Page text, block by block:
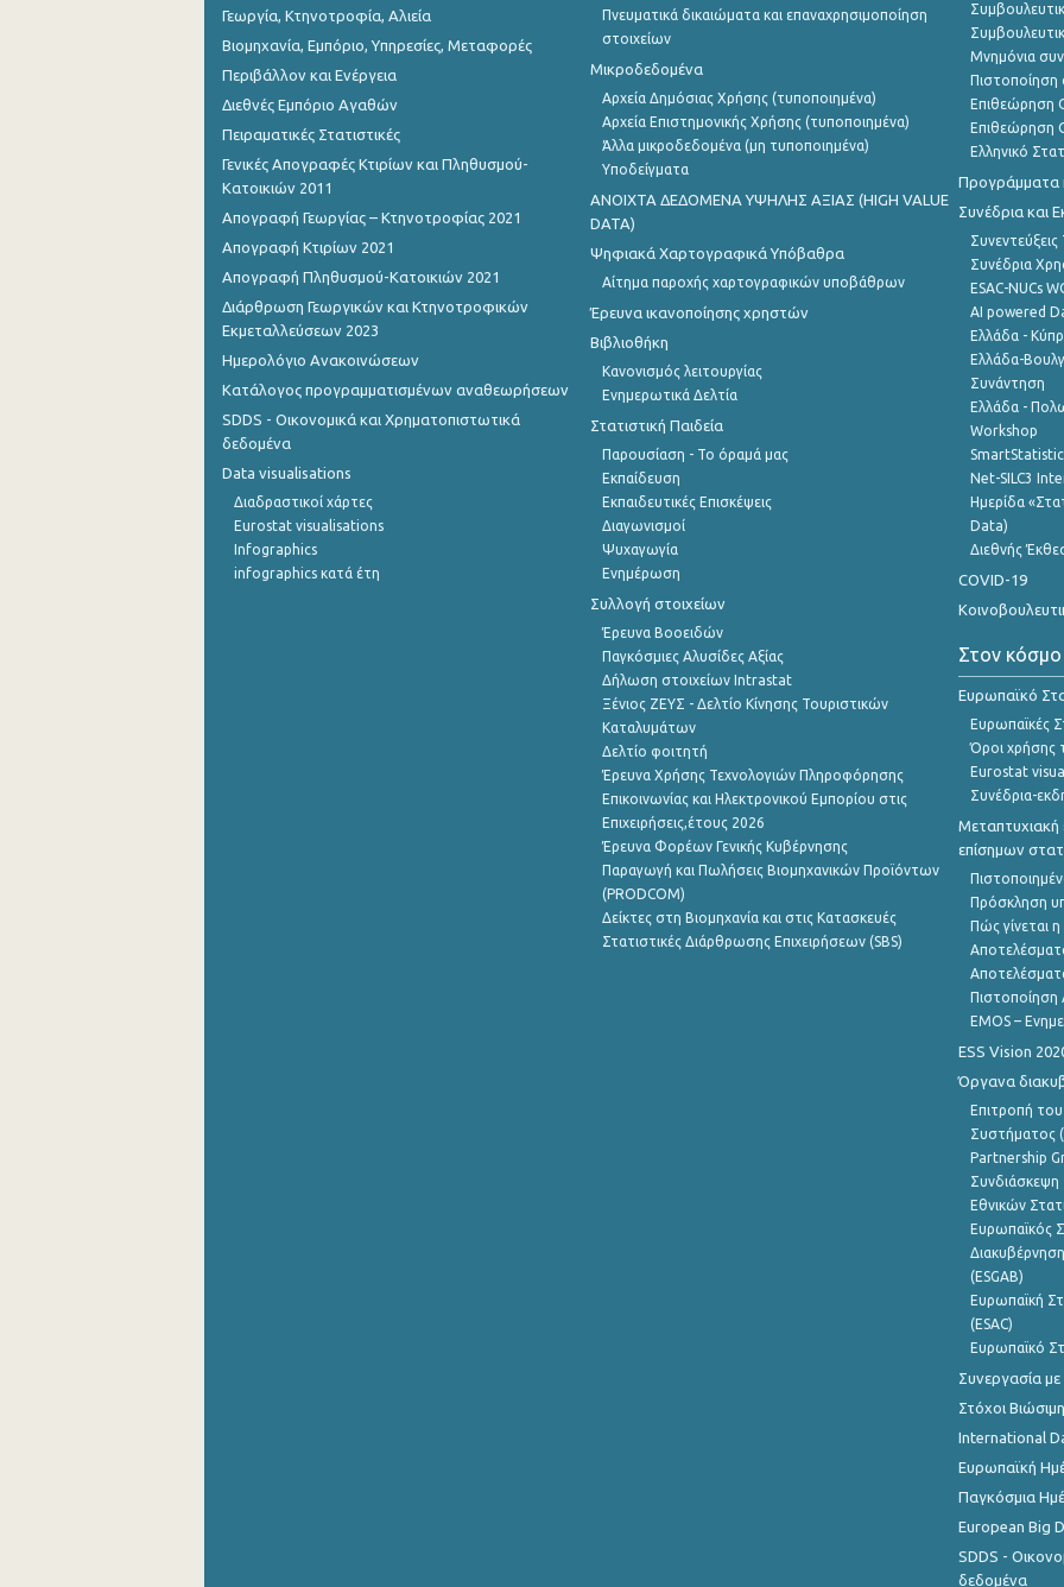
Γεωργία, Κτηνοτροφία, Αλιεία
Βιομηχανία, Εμπόριο, Υπηρεσίες, Μεταφορές
Περιβάλλον και Ενέργεια
Διεθνές Εμπόριο Αγαθών
Πειραματικές Στατιστικές
Γενικές Απογραφές Κτιρίων και Πληθυσμού-
Κατοικιών 2011
Απογραφή Γεωργίας – Κτηνοτροφίας 2021
Απογραφή Κτιρίων 2021
Απογραφή Πληθυσμού-Κατοικιών 2021
Διάρθρωση Γεωργικών και Κτηνοτροφικών
Εκμεταλλεύσεων 2023
Ημερολόγιο Ανακοινώσεων
Κατάλογος προγραμματισμένων αναθεωρήσεων
SDDS - Οικονομικά και Χρηματοπιστωτικά
δεδομένα
Data visualisations
Διαδραστικοί χάρτες
Eurostat visualisations
Infographics
infographics κατά έτη
Πνευματικά δικαιώματα και επαναχρησιμοποίηση
στοιχείων
Μικροδεδομένα
Αρχεία Δημόσιας Χρήσης (τυποποιημένα)
Αρχεία Επιστημονικής Χρήσης (τυποποιημένα)
Άλλα μικροδεδομένα (μη τυποποιημένα)
Υποδείγματα
ANOIXTA ΔΕΔΟΜΕΝΑ ΥΨΗΛΗΣ ΑΞΙΑΣ (HIGH VALUE
DATA)
Ψηφιακά Χαρτογραφικά Υπόβαθρα
Αίτημα παροχής χαρτογραφικών υποβάθρων
Έρευνα ικανοποίησης χρηστών
Βιβλιοθήκη
Κανονισμός λειτουργίας
Ενημερωτικά Δελτία
Στατιστική Παιδεία
Παρουσίαση - Το όραμά μας
Εκπαίδευση
Εκπαιδευτικές Επισκέψεις
Διαγωνισμοί
Ψυχαγωγία
Ενημέρωση
Συλλογή στοιχείων
Έρευνα Βοοειδών
Παγκόσμιες Αλυσίδες Αξίας
Δήλωση στοιχείων Intrastat
Ξένιος ΖΕΥΣ - Δελτίο Κίνησης Τουριστικών
Καταλυμάτων
Δελτίο φοιτητή
Έρευνα Χρήσης Τεχνολογιών Πληροφόρησης
Επικοινωνίας και Ηλεκτρονικού Εμπορίου στις
Επιχειρήσεις,έτους 2026
Έρευνα Φορέων Γενικής Κυβέρνησης
Παραγωγή και Πωλήσεις Βιομηχανικών Προϊόντων
(PRODCOM)
Δείκτες στη Βιομηχανία και στις Κατασκευές
Στατιστικές Διάρθρωσης Επιχειρήσεων (SBS)
Μνημόνια
Πιστοποίηση
Επιθεώρηση
Επιθεώρηση
Ελληνικό
Προγράμματα
Συνέδρια και
Συνέδρια
ESAC-NUCs
AI powered
Ελλάδα -
Ελλάδα-
Συνάντηση
Ελλάδα -
Workshop
Net-SILC3
Ημερίδα
Data)
Διεθνής
COVID-19
Στον κόσμο
Ευρωπαϊκό
Ευρωπαϊκές
Όροι χρήσης
Eurostat
Συνέδρια-
Μεταπτυχιακή
επίσημων
Πρόσκληση
Πώς γίνεται
Πιστοποίηση
EMOS –
ESS Vision
Όργανα
Επιτροπή
Συστήματος
Partnership
Εθνικών
Ευρωπαϊκός
(ESGAB)
Ευρωπαϊκή
(ESAC)
Ευρωπαϊκό
Συνεργασία με
Στόχοι
International
Ευρωπαϊκή
Παγκόσμια
European Big
SDDS -
δεδομένα